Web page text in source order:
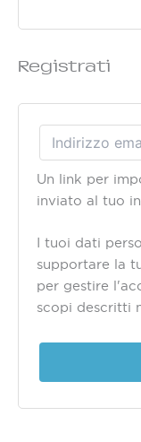
Registrati
Un link per
inviato al tuo
I tuoi dati
supportare la
per gestire
scopi descritti